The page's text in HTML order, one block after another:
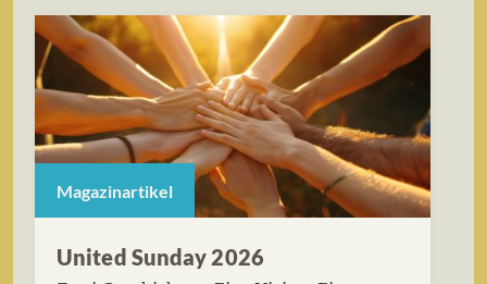
Magazinartikel
United Sunday 2026